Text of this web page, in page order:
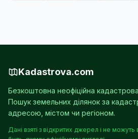
Kadastrova.com
Безкоштовна неофіційна
Пошук земельних ділянок за
адресою, містом чи регіоном.
Дані взяті з відкритих джерел і не